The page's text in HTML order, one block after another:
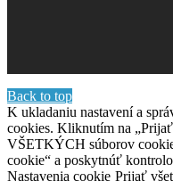
Back to top
K ukladaniu nastavení a
cookies. Kliknutím na
VŠETKÝCH súborov
cookie“ a poskytnúť
Nastavenia cookie Prijať